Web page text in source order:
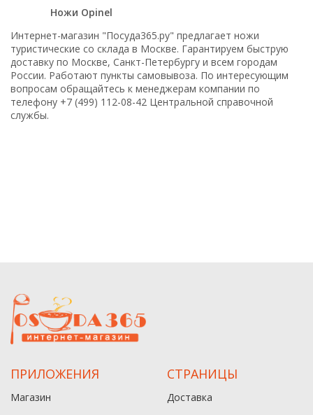
Ножи Opinel
Интернет-магазин "Посуда365.ру" предлагает ножи
туристические со склада в Москве. Гарантируем быструю
доставку по Москве, Санкт-Петербургу и всем городам
России. Работают пункты самовывоза. По интересующим
вопросам обращайтесь к менеджерам компании по
телефону +7 (499) 112-08-42 Центральной справочной
службы.
ПРИЛОЖЕНИЯ
Магазин
СТРАНИЦЫ
Доставка